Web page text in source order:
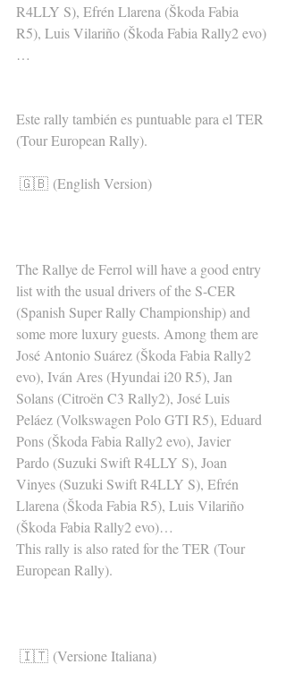
R4LLY S), Efrén Llarena (Škoda Fabia
R5), Luis Vilariño (Škoda Fabia Rally2 evo)
…
Este rally también es puntuable para el TER
(Tour European Rally).
🇬🇧 (English Version)
The Rallye de Ferrol will have a good entry
list with the usual drivers of the S-CER
(Spanish Super Rally Championship) and
some more luxury guests. Among them are
José Antonio Suárez (Škoda Fabia Rally2
evo), Iván Ares (Hyundai i20 R5), Jan
Solans (Citroën C3 Rally2), José Luis
Peláez (Volkswagen Polo GTI R5), Eduard
Pons (Škoda Fabia Rally2 evo), Javier
Pardo (Suzuki Swift R4LLY S), Joan
Vinyes (Suzuki Swift R4LLY S), Efrén
Llarena (Škoda Fabia R5), Luis Vilariño
(Škoda Fabia Rally2 evo)…
This rally is also rated for the TER (Tour
European Rally).
🇮🇹 (Versione Italiana)